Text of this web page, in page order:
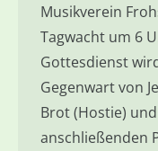
Musikverein
Tagwacht um 6
Gottesdienst
Gegenwart von
Brot (Hostie)
anschließenden